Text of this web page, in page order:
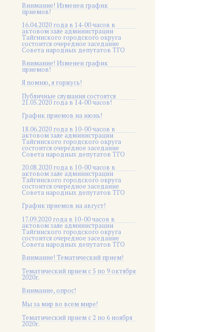
Внимание! Изменен график
приемов!
16.04.2020 года в 14-00 часов в
актовом зале администрации
Тайгинского городского округа
состоится очередное заседание
Совета народных депутатов ТГО
Внимание! Изменен график
приемов!
Я помню, я горжусь!
Публичные слушания состоятся
21.05.2020 года в 14-00 часов!
График приемов на июнь!
18.06.2020 года в 10-00 часов в
актовом зале администрации
Тайгинского городского округа
состоится очередное заседание
Совета народных депутатов ТГО
20.08.2020 года в 10-00 часов в
актовом зале администрации
Тайгинского городского округа
состоится очередное заседание
Совета народных депутатов ТГО
График приемов на август!
17.09.2020 года в 10-00 часов в
актовом зале администрации
Тайгинского городского округа
состоится очередное заседание
Совета народных депутатов ТГО
Внимание! Тематический прием!
Тематический прием с 5 по 9 октября
2020г.
Внимание, опрос!
Мы за мир во всем мире!
Тематический прием с 2 по 6 ноября
2020г.